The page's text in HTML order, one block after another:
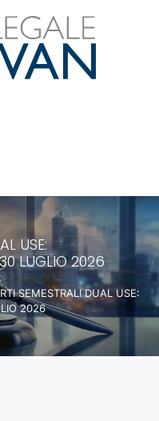
USE:
LUGLIO 2026
SEMESTRALI DUAL USE:
2026